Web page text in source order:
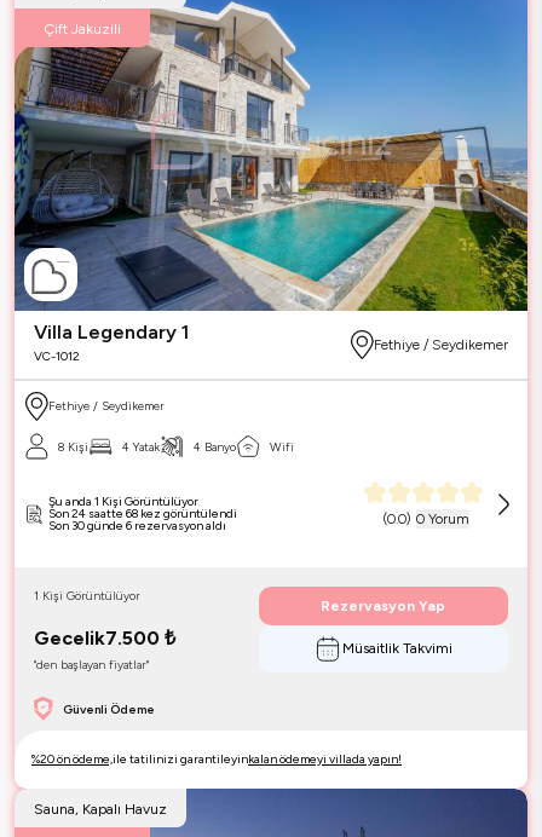
Çift Jakuzili
Villa Legendary 1
VC-1012
Fethiye / Seydikemer
Fethiye / Seydikemer
8 Kişi 4 Yatak 4 Banyo Wifi
(0.0) 0 Yorum
Şu anda 1 Kişi Görüntülüyor
Son 24 saatte 68 kez görüntülendi
Son 30 günde 6 rezervasyon aldı
Güvenli Ödeme
Gecelik7.500 ₺
"den başlayan fiyatlar"
1 Kişi Görüntülüyor
Rezervasyon Yap
Müsaitlik Takvimi
%20 ön ödeme,ile tatilinizi garantileyinkalan ödemeyi villada yapın!
Sauna, Kapalı Havuz